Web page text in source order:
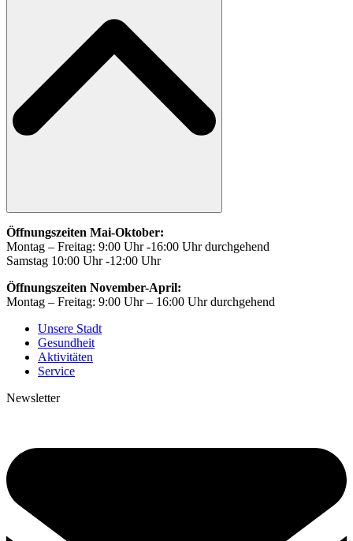
Öffnungszeiten Mai-Oktober:
Montag – Freitag: 9:00 Uhr -16:00 Uhr durchgehend
Samstag 10:00 Uhr -12:00 Uhr
Öffnungszeiten November-April:
Montag – Freitag: 9:00 Uhr – 16:00 Uhr durchgehend
Unsere Stadt
Gesundheit
Aktivitäten
Service
Newsletter